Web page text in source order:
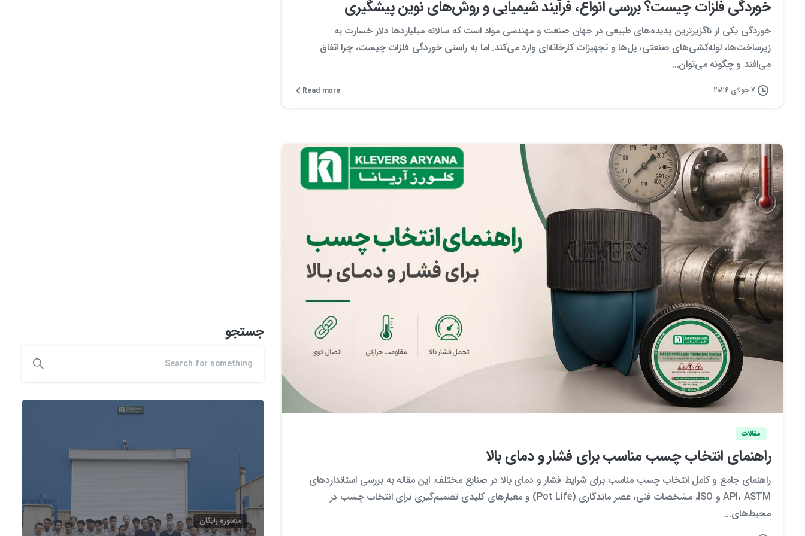
خوردگی فلزات چیست؟ بررسی انواع، فرآیند شیمیایی و روش‌های نوین پیشگیری
خوردگی یکی از ناگزیرترین پدیده‌های طبیعی در جهان صنعت و مهندسی مواد است که سالانه میلیاردها دلار خسارت به
زیرساخت‌ها، لوله‌کشی‌های صنعتی، پل‌ها و تجهیزات کارخانه‌ای وارد می‌کند. اما به راستی خوردگی فلزات چیست، چرا اتفاق
می‌افتد و چگونه می‌توان...
7 جولای 2026 Read more
مقالات
راهنمای انتخاب چسب مناسب برای فشار و دمای بالا
راهنمای جامع و کامل انتخاب چسب مناسب برای شرایط فشار و دمای بالا در صنایع مختلف. این مقاله به بررسی استانداردهای
API، ASTM و ISO، مشخصات فنی، عصر ماندگاری (Pot Life) و معیارهای کلیدی تصمیم‌گیری برای انتخاب چسب در
محیط‌های...
جستجو
مشاوره رایگان